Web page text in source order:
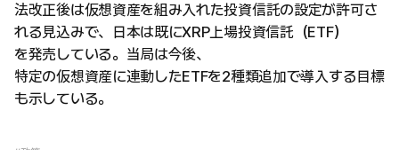
法改正後は仮想資産を組み入れた投資信託の設定が許可さ
れる見込みで、日本は既にXRP上場投資信託（ETF）
を発売している。当局は今後、
特定の仮想資産に連動したETFを2種類追加で導入する目標
も示している。